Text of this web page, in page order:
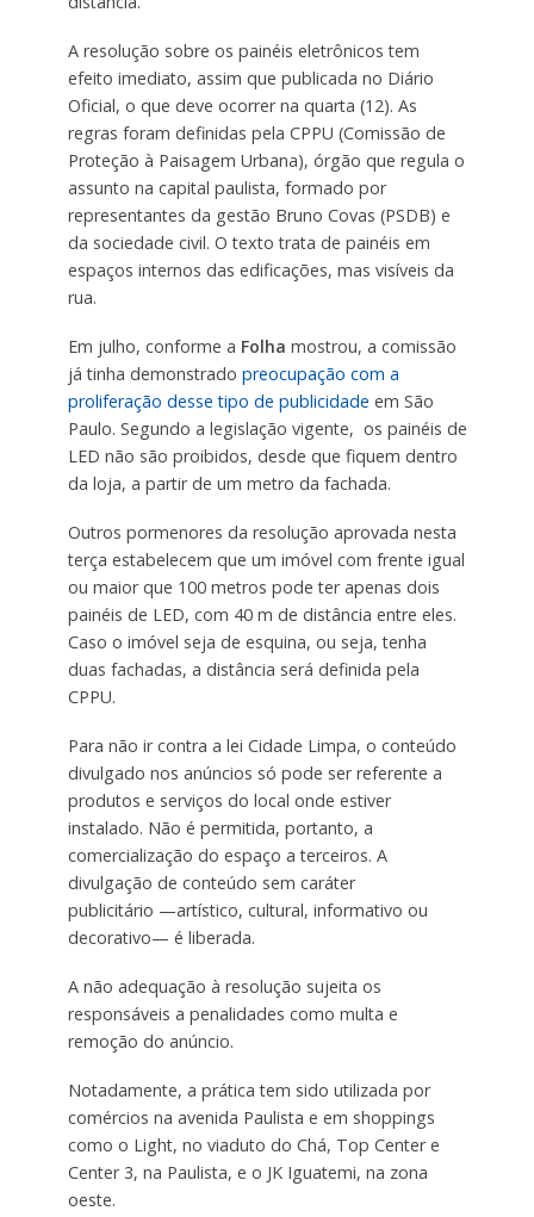
A resolução sobre os painéis eletrônicos tem
efeito imediato, assim que publicada no Diário
Oficial, o que deve ocorrer na quarta (12). As
regras foram definidas pela CPPU (Comissão de
Proteção à Paisagem Urbana), órgão que regula o
assunto na capital paulista, formado por
representantes da gestão Bruno Covas (PSDB) e
da sociedade civil. O texto trata de painéis em
espaços internos das edificações, mas visíveis da
rua. ​
Em julho, conforme a Folha mostrou, a comissão
já tinha demonstrado preocupação com a
proliferação desse tipo de publicidade em São
Paulo. Segundo a legislação vigente, os painéis de
LED não são proibidos, desde que fiquem dentro
da loja, a partir de um metro da fachada.
Outros pormenores da resolução aprovada nesta
terça estabelecem que um imóvel com frente igual
ou maior que 100 metros pode ter apenas dois
painéis de LED, com 40 m de distância entre eles.
Caso o imóvel seja de esquina, ou seja, tenha
duas fachadas, a distância será definida pela
CPPU.
Para não ir contra a lei Cidade Limpa, o conteúdo
divulgado nos anúncios só pode ser referente a
produtos e serviços do local onde estiver
instalado. Não é permitida, portanto, a
comercialização do espaço a terceiros. A
divulgação de conteúdo sem caráter
publicitário —​artístico, cultural, informativo ou
decorativo— é liberada.
A não adequação à resolução sujeita os
responsáveis a penalidades como multa e
remoção do anúncio.
Notadamente, a prática tem sido utilizada por
comércios na avenida Paulista e em shoppings
como o Light, no viaduto do Chá, Top Center e
Center 3, na Paulista, e o JK Iguatemi, na zona
oeste.